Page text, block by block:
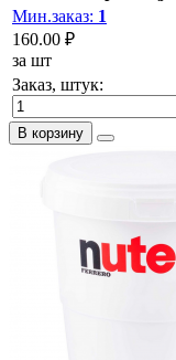
Мин.заказ: 1
160.00 ₽
за шт
Заказ, штук:
В корзину